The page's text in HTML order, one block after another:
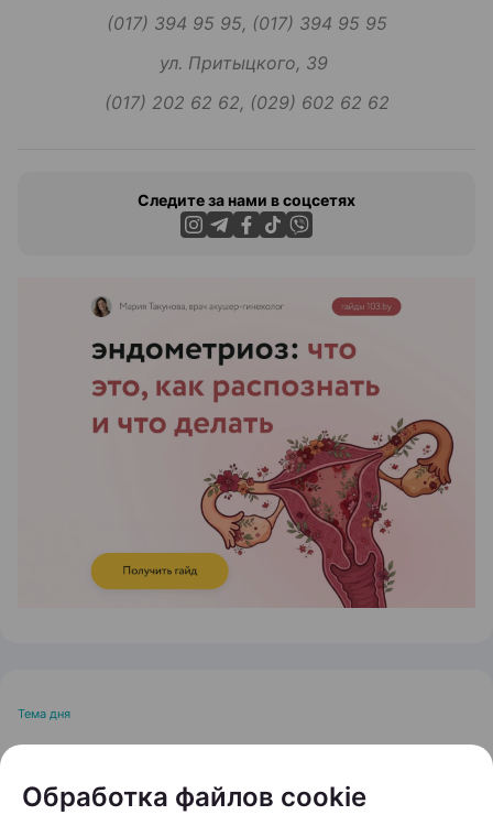
(017) 394 95 95, (017) 394 95 95
ул. Притыцкого, 39
(017) 202 62 62, (029) 602 62 62
Следите за нами в соцсетях
ЭФФЕКТИВНАЯ РЕКЛАМА НА САЙТЕ
Тема дня
волос: кому и когда
Обработка файлов cookie